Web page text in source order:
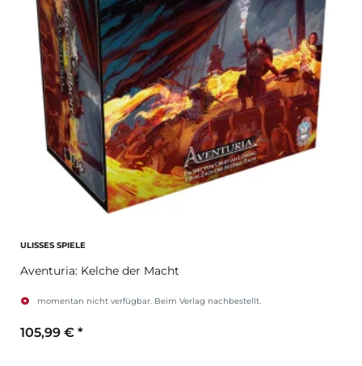
ULISSES SPIELE
Aventuria: Kelche der Macht
momentan nicht verfügbar. Beim Verlag nachbestellt.
105,99 € *